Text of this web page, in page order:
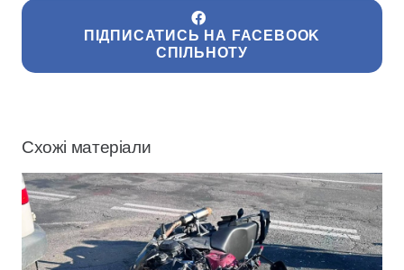
ПІДПИСАТИСЬ НА FACEBOOK
СПІЛЬНОТУ
Схожі матеріали